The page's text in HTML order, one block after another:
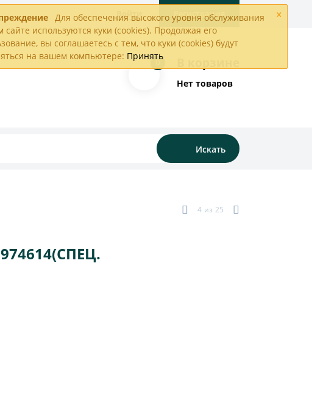
×
Для обеспечения высокого уровня обслуживания
сайте используются куки (cookies). Продолжая его
вы соглашаетесь с тем, что куки (cookies) будут
на вашем компьютере: Принять
Войти Регистрация
0
Нет товаров
Искать
4 из 25